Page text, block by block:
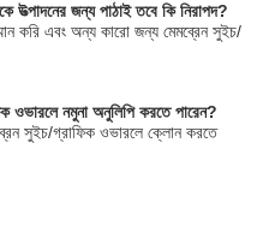
জন্য পাঠাই তবে কি নিরাপদ?
করি এবং অন্য কারো জন্য মেমব্রেন সুইচ/
নমুনা অনুলিপি করতে পারেন?
সুইচ/গ্রাফিক ওভারলে ক্লোন করতে